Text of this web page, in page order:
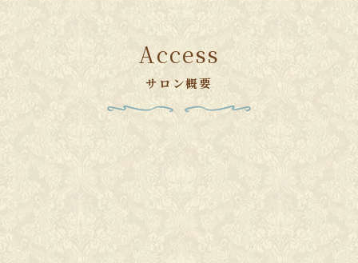
サロン概要
Access